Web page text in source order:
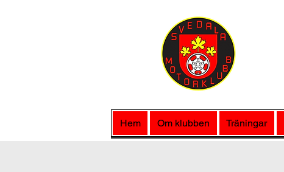
Hem Om klubben Träningar